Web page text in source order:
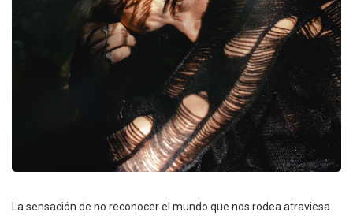
La sensación de no reconocer el mundo que nos rodea atraviesa